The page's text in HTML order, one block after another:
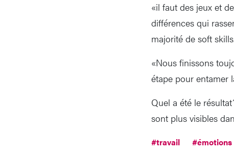
«il faut des jeux et
différences qui
majorité de soft
«Nous finissons
étape pour entamer
Quel a été le
sont plus visibles
#travail #émotions